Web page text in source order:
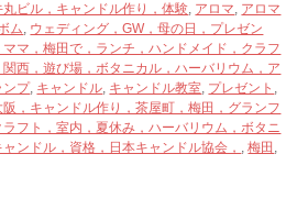
ビル，キャンドル作り，体験, アロマ, アロマ
ム, ウェディング，GW，母の日，プレゼン
マ，梅田で，ランチ，ハンドメイド，クラフ
西，遊び場，ボタニカル，ハーバリウム，ア
ンプ, キャンドル, キャンドル教室, プレゼント ,
，キャンドル作り，茶屋町，梅田，グランフ
フト，室内，夏休み，ハーバリウム，ボタニ
ンドル，資格，日本キャンドル協会， ,梅田 ,